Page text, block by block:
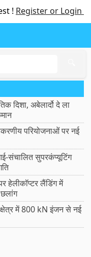
! Register or Login
दिशा, अबेलार्दो दे ला
परियोजनाओं पर नई
संचालित सुपरकंप्यूटिंग
हेलीकॉप्टर लैंडिंग में
क्षेत्र में 800 kN इंजन से नई